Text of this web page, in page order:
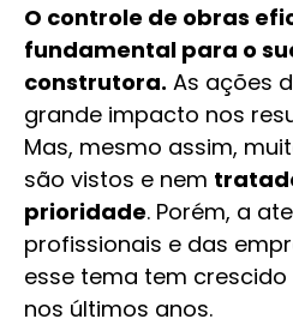
O controle de obras
fundamental para o
construtora. As ações
grande impacto nos
Mas, mesmo assim,
são vistos e nem
prioridade. Porém, a
profissionais e das
esse tema tem
nos últimos anos.